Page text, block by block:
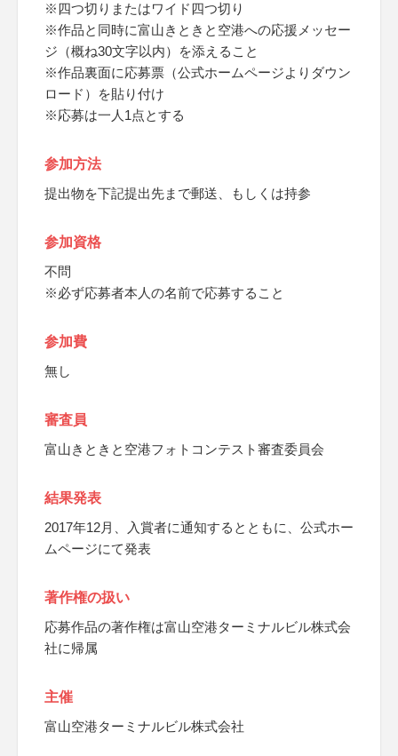
※四つ切りまたはワイド四つ切り
※作品と同時に富山きときと空港への応援メッセー
ジ（概ね30文字以内）を添えること
※作品裏面に応募票（公式ホームページよりダウン
ロード）を貼り付け
※応募は一人1点とする
参加方法
提出物を下記提出先まで郵送、もしくは持参
参加資格
不問
※必ず応募者本人の名前で応募すること
参加費
無し
審査員
富山きときと空港フォトコンテスト審査委員会
結果発表
2017年12月、入賞者に通知するとともに、公式ホー
ムページにて発表
著作権の扱い
応募作品の著作権は富山空港ターミナルビル株式会
社に帰属
主催
富山空港ターミナルビル株式会社